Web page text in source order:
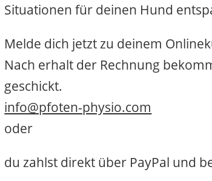
Situationen für deinen Hund
Melde dich jetzt zu deinem
Nach erhalt der Rechnung
geschickt.
info@pfoten-physio.com
oder
du zahlst direkt über PayPal und